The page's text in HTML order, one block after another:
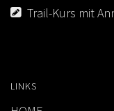
Trail-Kurs mit
LINKS